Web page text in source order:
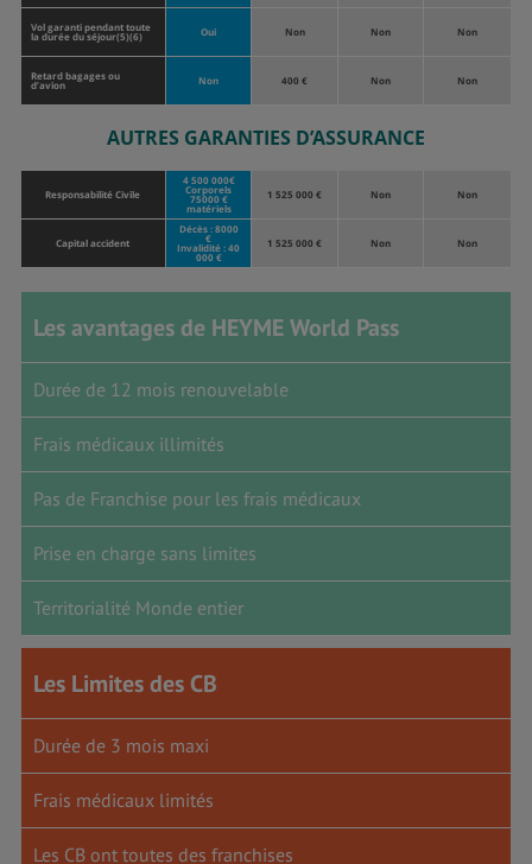
Vol garanti pendant toute
la durée du séjour(5)(6) Oui Non Non Non
Retard bagages ou
d’avion Non 400 € Non Non
AUTRES GARANTIES D’ASSURANCE
Responsabilité Civile
4 500 000€
Corporels
75000 €
matériels
1 525 000 € Non Non
Capital accident
Décès : 8000
€
Invalidité : 40
000 €
1 525 000 € Non Non
Les avantages de HEYME World Pass
Durée de 12 mois renouvelable
Frais médicaux illimités
Pas de Franchise pour les frais médicaux
Prise en charge sans limites
Territorialité Monde entier
Les Limites des CB
Durée de 3 mois maxi
Frais médicaux limités
Les CB ont toutes des franchises